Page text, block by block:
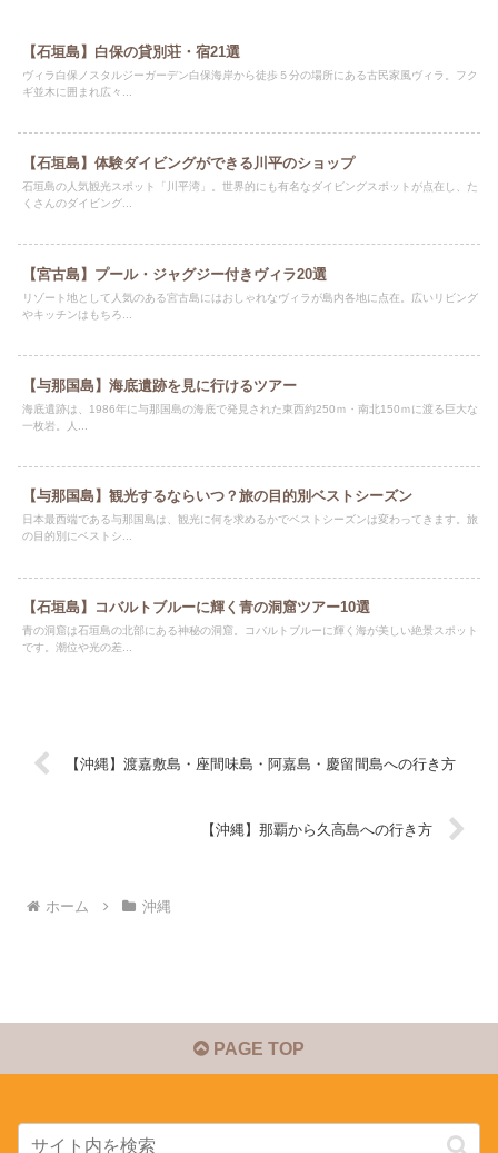
【石垣島】白保の貸別荘・宿21選
ヴィラ白保ノスタルジーガーデン白保海岸から徒歩５分の場所にある古民家風ヴィラ。フク
ギ並木に囲まれ広々...
【石垣島】体験ダイビングができる川平のショップ
石垣島の人気観光スポット「川平湾」。世界的にも有名なダイビングスポットが点在し、た
くさんのダイビング...
【宮古島】プール・ジャグジー付きヴィラ20選
リゾート地として人気のある宮古島にはおしゃれなヴィラが島内各地に点在。広いリビング
やキッチンはもちろ...
【与那国島】海底遺跡を見に行けるツアー
海底遺跡は、1986年に与那国島の海底で発見された東西約250ｍ・南北150ｍに渡る巨大な
一枚岩。人...
【与那国島】観光するならいつ？旅の目的別ベストシーズン
日本最西端である与那国島は、観光に何を求めるかでベストシーズンは変わってきます。旅
の目的別にベストシ...
【石垣島】コバルトブルーに輝く青の洞窟ツアー10選
青の洞窟は石垣島の北部にある神秘の洞窟。コバルトブルーに輝く海が美しい絶景スポット
です。潮位や光の差...
【沖縄】渡嘉敷島・座間味島・阿嘉島・慶留間島への行き方
【沖縄】那覇から久高島への行き方
ホーム 沖縄
PAGE TOP